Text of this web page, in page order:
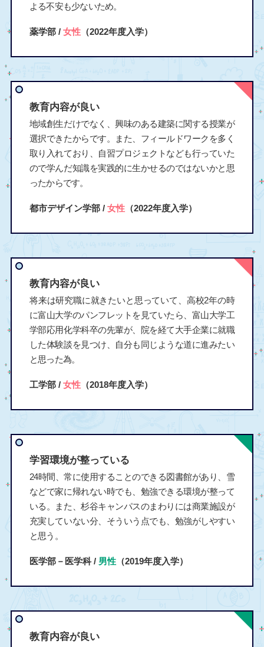
よる不安も少ないため。
薬学部 / 女性（2022年度入学）
教育内容が良い
地域創生だけでなく、興味のある建築に関する授業が
選択できたからです。また、フィールドワークを多く
取り入れており、自習プロジェクトなども行っていた
ので学んだ知識を実践的に生かせるのではないかと思
ったからです。
都市デザイン学部 / 女性（2022年度入学）
教育内容が良い
将来は研究職に就きたいと思っていて、高校2年の時
に富山大学のパンフレットを見ていたら、富山大学工
学部応用化学科卒の先輩が、院を経て大手企業に就職
した体験談を見つけ、自分も同じような道に進みたい
と思った為。
工学部 / 女性（2018年度入学）
学習環境が整っている
24時間、常に使用することのできる図書館があり、雪
などで家に帰れない時でも、勉強できる環境が整って
いる。また、杉谷キャンパスのまわりには商業施設が
充実していない分、そういう点でも、勉強がしやすい
と思う。
医学部－医学科 / 男性（2019年度入学）
教育内容が良い